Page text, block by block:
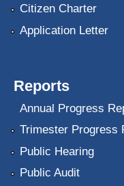
Citizen Charter
Application Letter
Reports
Annual Progress
Trimester Progress
Public Hearing
Public Audit